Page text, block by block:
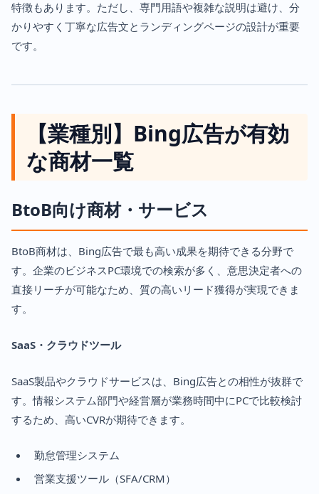
特徴もあります。ただし、専門用語や複雑な説明は避け、分
かりやすく丁寧な広告文とランディングページの設計が重要
です。
【業種別】Bing広告が有効
な商材一覧
BtoB向け商材・サービス
BtoB商材は、Bing広告で最も高い成果を期待できる分野で
す。企業のビジネスPC環境での検索が多く、意思決定者への
直接リーチが可能なため、質の高いリード獲得が実現できま
す。
SaaS・クラウドツール
SaaS製品やクラウドサービスは、Bing広告との相性が抜群で
す。情報システム部門や経営層が業務時間中にPCで比較検討
するため、高いCVRが期待できます。
勤怠管理システム
営業支援ツール（SFA/CRM）